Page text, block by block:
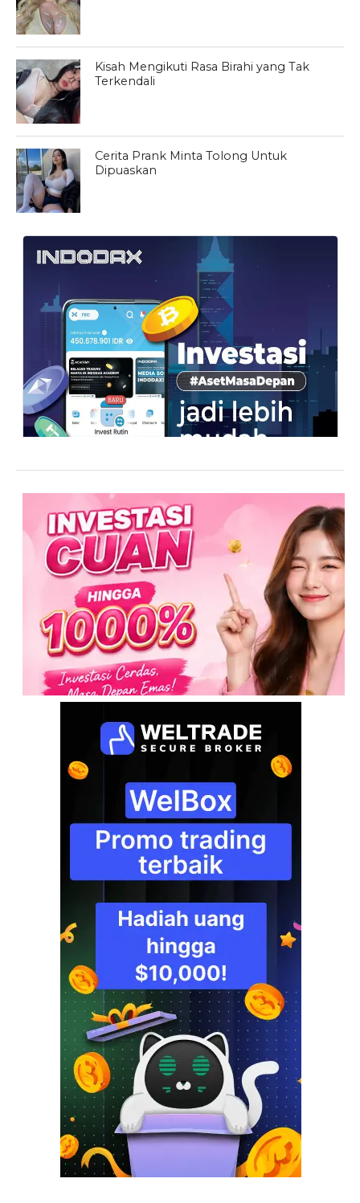
Kisah Mengikuti Rasa Birahi yang Tak
Terkendali
Cerita Prank Minta Tolong Untuk
Dipuaskan